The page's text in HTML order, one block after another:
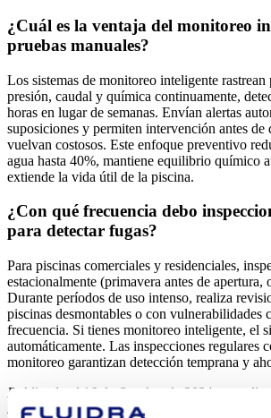
¿Cuál es la ventaja del monitoreo
pruebas manuales?
Los sistemas de monitoreo inteligente rastrean
presión, caudal y química continuamente,
horas en lugar de semanas. Envían alertas
suposiciones y permiten intervención antes de
vuelvan costosos. Este enfoque preventivo
agua hasta 40%, mantiene equilibrio químico
extiende la vida útil de la piscina.
¿Con qué frecuencia debo
para detectar fugas?
Para piscinas comerciales y residenciales,
estacionalmente (primavera antes de apertura,
Durante períodos de uso intenso, realiza
piscinas desmontables o con vulnerabilidades
frecuencia. Si tienes monitoreo inteligente, el
automáticamente. Las inspecciones regulares
monitoreo garantizan detección temprana y
Publicado el 16 de Octubre de 2024,
2026